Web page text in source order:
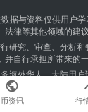
据与资料仅供用户
法律等其他领域的建
研究、审查、分析
并自行承担所带来的
海外华人，大陆用户
上BTC 版权所有

币资讯 行